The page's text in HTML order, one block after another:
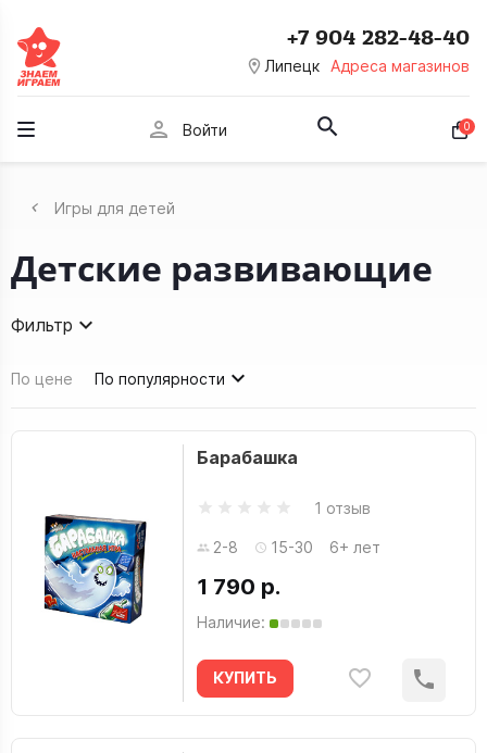
room Липецк Адреса магазинов
+7 904 282-48-40
person Войти 0
Игры для детей
Детские развивающие
Фильтр
По цене По популярности
Барабашка
1 отзыв
2-8 15-30 6+ лет
1 790 р.
Наличие:
КУПИТЬ